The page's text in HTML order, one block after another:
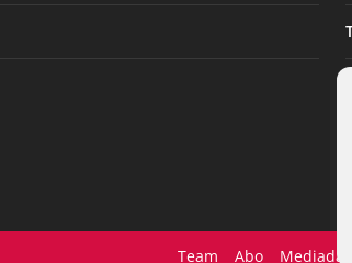
Team Abo